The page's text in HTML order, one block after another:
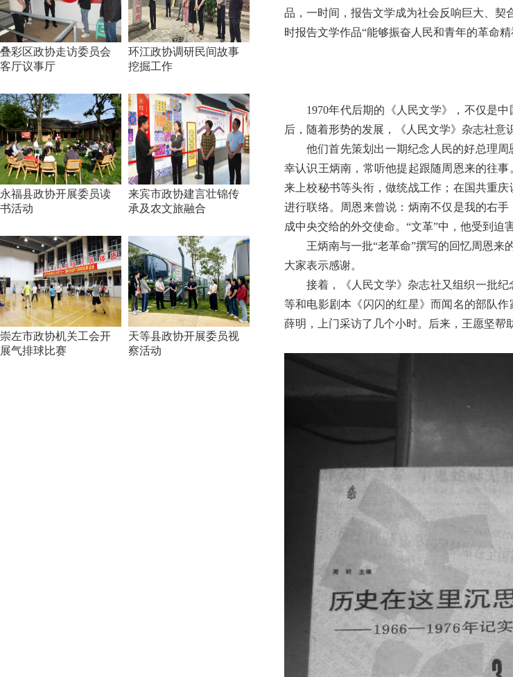
叠彩区政协走访委员会
客厅议事厅
环江政协调研民间故事
挖掘工作
永福县政协开展委员读
书活动
来宾市政协建言壮锦传
承及农文旅融合
崇左市政协机关工会开
展气排球比赛
天等县政协开展委员视
察活动
品，一时间，报告文学成为社会反响巨大、契
时报告文学作品“能够振奋人民和青年的革命精
1970年代后期的《人民文学》，不仅是
后，随着形势的发展，《人民文学》杂志社意
他们首先策划出一期纪念人民的好总理
幸认识王炳南，常听他提起跟随周恩来的往
来上校秘书等头衔，做统战工作；在国共重
进行联络。周恩来曾说：炳南不仅是我的右
成中央交给的外交使命。“文革”中，他受到迫
王炳南与一批“老革命”撰写的回忆周恩
大家表示感谢。
接着，《人民文学》杂志社又组织一批
等和电影剧本《闪闪的红星》而闻名的部队
薛明，上门采访了几个小时。后来，王愿坚帮